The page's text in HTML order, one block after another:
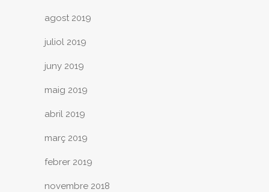
agost 2019
juliol 2019
juny 2019
maig 2019
abril 2019
març 2019
febrer 2019
novembre 2018